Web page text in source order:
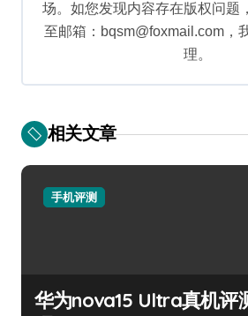
场。如您发现内容存在版权问题
至邮箱：bqsm@foxmail.com，
理。
相关文章
手机评测
华为nova15 Ultra真机评